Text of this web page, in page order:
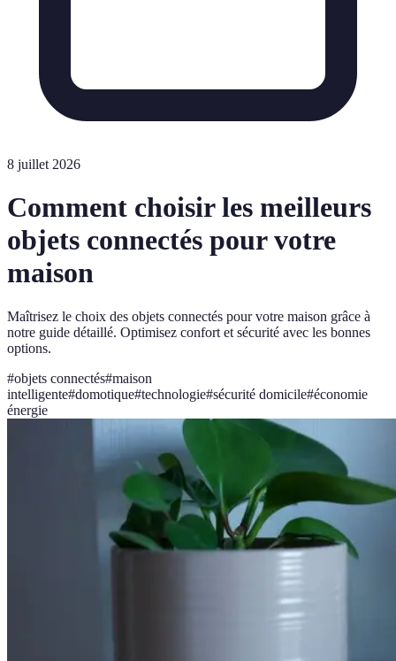
8 juillet 2026
Comment choisir les meilleurs
objets connectés pour votre
maison
Maîtrisez le choix des objets connectés pour votre maison grâce à
notre guide détaillé. Optimisez confort et sécurité avec les bonnes
options.
#objets connectés#maison
intelligente#domotique#technologie#sécurité domicile#économie
énergie